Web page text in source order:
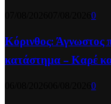
0
Κόρινθος: Άγνωστος
κατάστημα – Καρέ
0